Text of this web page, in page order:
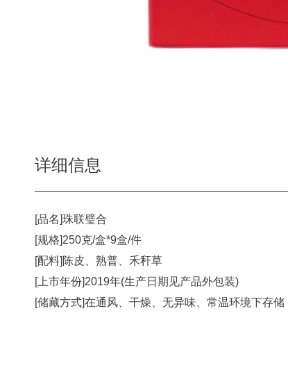
详细信息
[品名]珠联璧合
[规格]250克/盒*9盒/件
[配料]陈皮、熟普、禾秆草
[上市年份]2019年(生产日期见产品外包装)
[储藏方式]在通风、干燥、无异味、常温环境下存储